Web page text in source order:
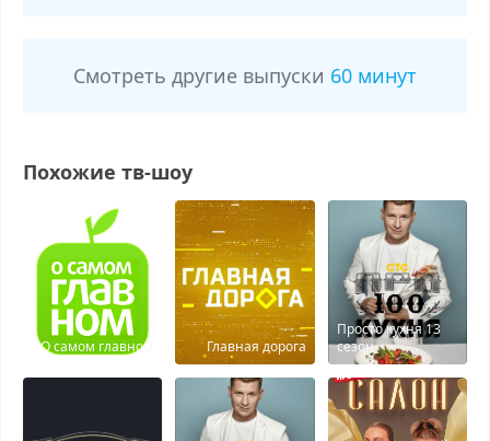
Смотреть другие выпуски 60 минут
Похожие тв-шоу
О самом главном Главная дорога
Просто кухня 13
сезон